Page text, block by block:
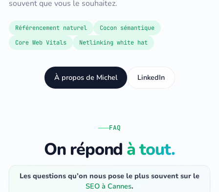
souvent que vous le souhaitez.
Référencement naturel
Cocon sémantique
Core Web Vitals
Netlinking white hat
À propos de Michel LinkedIn
FAQ
On répond à tout.
Les questions qu’on nous pose le plus souvent sur le
SEO à Cannes.